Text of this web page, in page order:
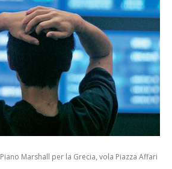
Piano Marshall per la Grecia, vola Piazza Affari